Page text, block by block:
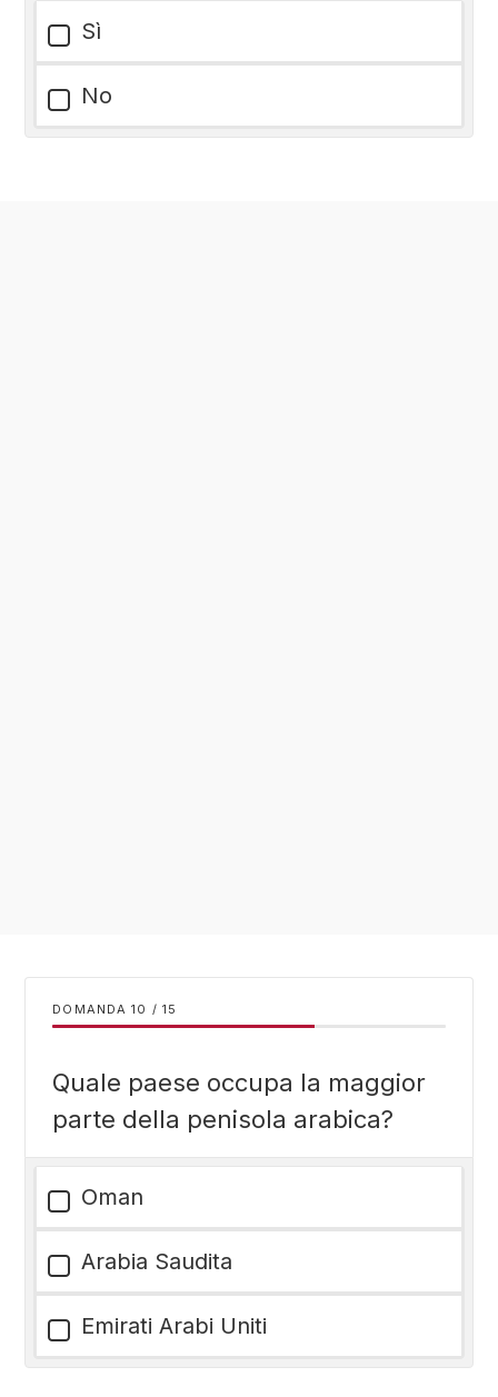
Sì
No
DOMANDA / 15
Quale paese occupa la maggior
parte della penisola arabica?
Oman
Arabia Saudita
Emirati Arabi Uniti